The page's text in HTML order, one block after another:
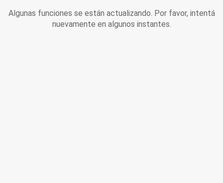
Algunas funciones se están actualizando. Por favor, intentá
nuevamente en algunos instantes.